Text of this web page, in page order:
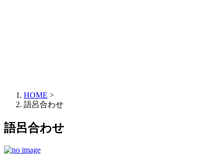
HOME >
語呂合わせ
語呂合わせ